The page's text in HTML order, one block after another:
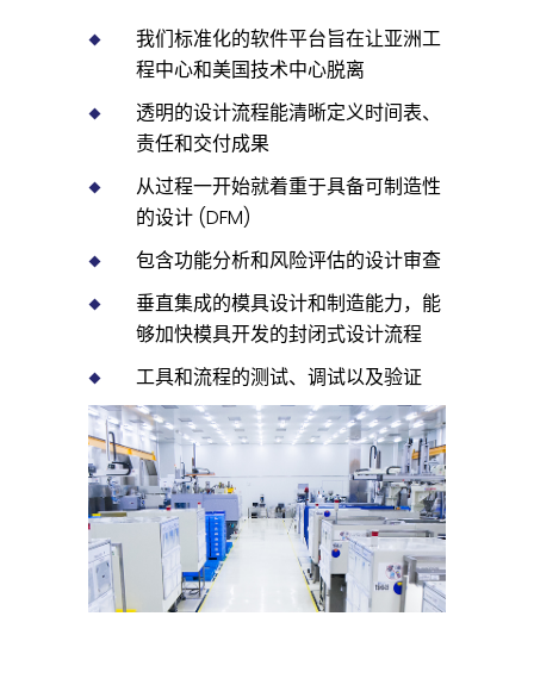
我们标准化的软件平台旨在让亚洲工
程中心和美国技术中心脱离
透明的设计流程能清晰定义时间表、
责任和交付成果
从过程一开始就着重于具备可制造性
的设计 (DFM)
包含功能分析和风险评估的设计审查
垂直集成的模具设计和制造能力，能
够加快模具开发的封闭式设计流程
工具和流程的测试、调试以及验证